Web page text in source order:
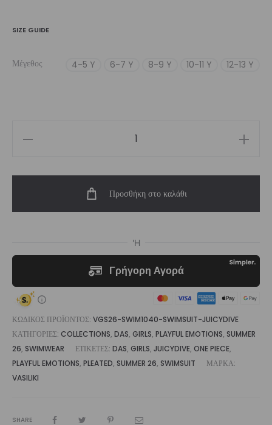
SIZE GUIDE
Μέγεθος 4-5 Y 6-7 Y 8-9 Y 10-11 Y 12-13 Y
Swimsuit
ποσότητα
Προσθήκη στο καλάθι
ΚΩΔΙΚΌΣ ΠΡΟΪΌΝΤΟΣ: VGS26-SWIM1040-SWIMSUIT-JUICYDIVE
ΚΑΤΗΓΟΡΊΕΣ: COLLECTIONS, DAS, GIRLS, PLAYFUL EMOTIONS, SUMMER
26, SWIMWEAR ΕΤΙΚΈΤΕΣ: DAS, GIRLS, JUICYDIVE, ONE PIECE,
PLAYFUL EMOTIONS, PLEATED, SUMMER 26, SWIMSUIT
ΜΆΡΚΑ:
VASILIKI
SHARE